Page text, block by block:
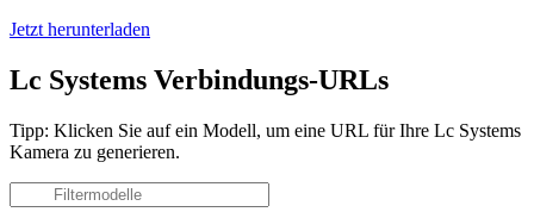
Jetzt herunterladen
Lc Systems Verbindungs-URLs
Tipp: Klicken Sie auf ein Modell, um eine URL für Ihre Lc Systems
Kamera zu generieren.